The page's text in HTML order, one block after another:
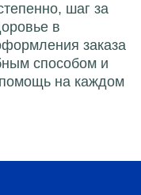
шаг за
в
заказа
способом и
на каждом